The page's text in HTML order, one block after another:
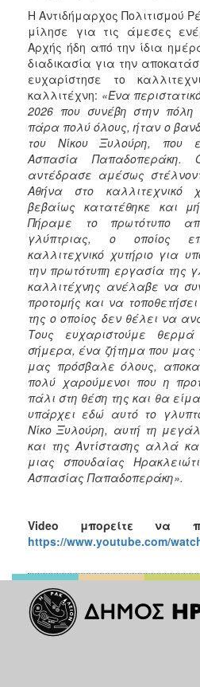
Η Αντιδήμαρχος Πολιτισμού
μίλησε για τις άμεσες
Αρχής ήδη από την ίδια
διαδικασία για την
ευχαρίστησε το
καλλιτέχνη: «Ένα
2026 που συνέβη στην
πάρα πολύ όλους, ήταν ο
του Νίκου Ξυλούρη, που
Ασπασία Παπαδοπεράκη.
αντέδρασε αμέσως
Αθήνα στο καλλιτεχνικό
βεβαίως κατατέθηκε και
Πήραμε το πρωτότυπο
γλύπτριας, ο οποίος
καλλιτεχνικό χυτήριο για
την πρωτότυπη εργασία της
καλλιτέχνης ανέλαβε να
προτομής και να
της ο οποίος δεν θέλει να
Τους ευχαριστούμε
σήμερα, ένα ζήτημα που
μας πρόσβαλε όλους,
πολύ χαρούμενοι που η
πάλι στη θέση της και θα
υπάρχει εδώ αυτό το
Νίκο Ξυλούρη, αυτή τη
και της Αντίστασης αλλά
μιας σπουδαίας
Ασπασίας Παπαδοπεράκη».
Video μπορείτε να
https://www.youtube.com/